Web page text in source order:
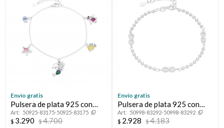
Envío gratis
Pulsera de plata 925 con
circonias, PRINCESAS.
50925-83175-50925-83175
$ 3.290 $4.700
Envío gratis
Pulsera de plata 925 con
circonias, INFINITOS.
50998-83292-50998-83292
$ 2.928 $4.183